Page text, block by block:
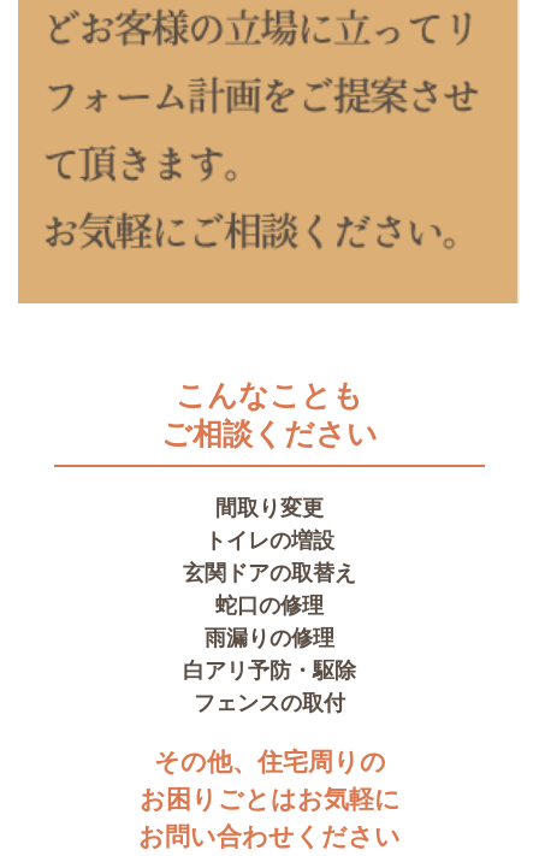
こんなことも
ご相談ください
間取り変更
トイレの増設
玄関ドアの取替え
蛇口の修理
雨漏りの修理
白アリ予防・駆除
フェンスの取付
その他、住宅周りの
お困りごとはお気軽に
お問い合わせください